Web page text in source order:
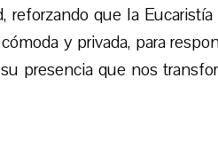
reforzando que la Eucaristía
y privada, para
presencia que nos